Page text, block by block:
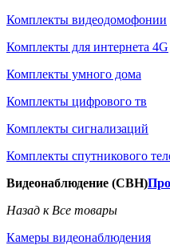
Комплекты видеодомофонии
Комплекты для интернета 4G
Комплекты умного дома
Комплекты цифрового тв
Комплекты сигнализаций
Комплекты спутникового
Видеонаблюдение (СВН)
Назад к Все товары
Камеры видеонаблюдения